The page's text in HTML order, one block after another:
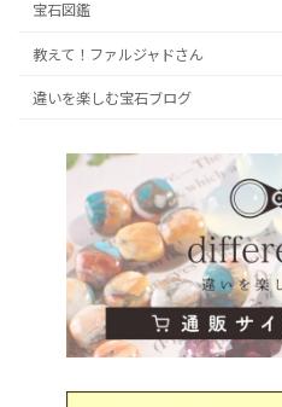
宝石図鑑
教えて！ファルジャドさん
違いを楽しむ宝石ブログ